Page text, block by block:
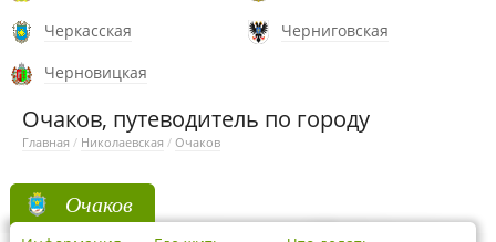
Черкасская
Черниговская
Черновицкая
Очаков, путеводитель по городу
Главная / Николаевская / Очаков
Очаков